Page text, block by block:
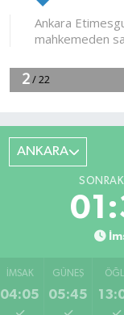
ANKARA
İMSAK
04:05
GÜNEŞ
05:45